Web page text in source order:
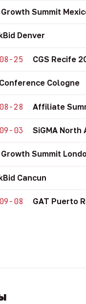
Summit
Denver
25 CGS Recife
Cologne
28 Affiliate
03 SiGMA North
Summit
Cancun
08 GAT Puerto